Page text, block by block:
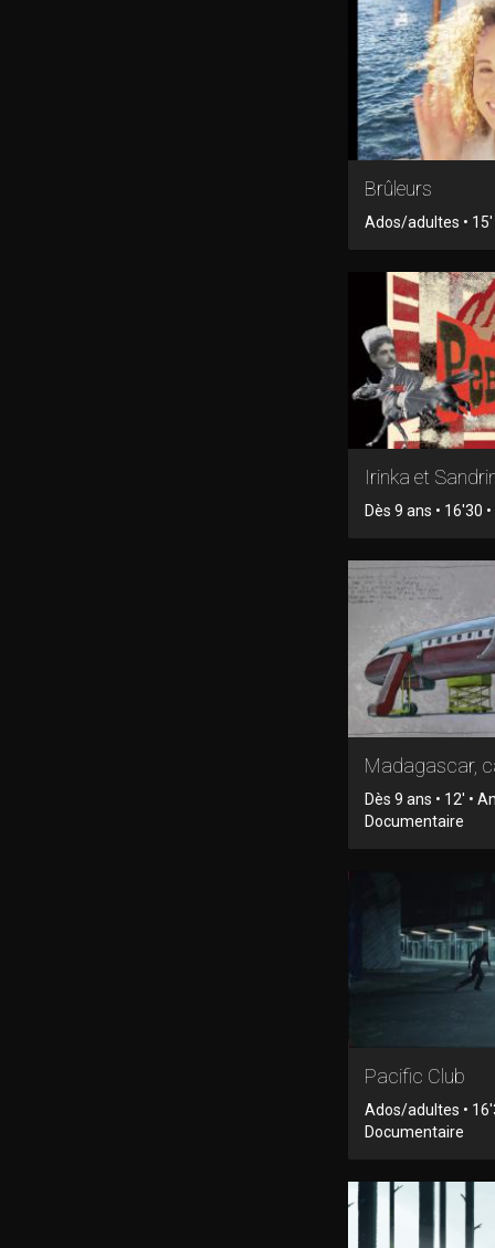
Brûleurs
Ados/adultes • 15'
Irinka et
Dès 9 ans • 16'30
Madagascar,
Dès 9 ans • 12' •
Documentaire
Pacific Club
Ados/adultes •
Documentaire